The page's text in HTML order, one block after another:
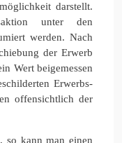
darstellt.
unter den
werden. Nach
der Erwerb
Wert beigemessen
Erwerbs-
offensichtlich der
so kann man einen